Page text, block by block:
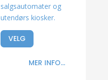
salgsautomater og
utendørs kiosker.
VELG
MER INFO...